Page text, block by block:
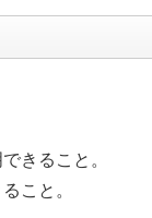
きること。
こと。